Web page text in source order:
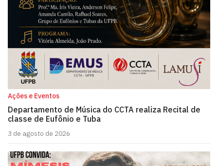
Ações e Eventos
Departamento de Música do CCTA realiza Recital de
classe de Eufônio e Tuba
3 de agosto de 2026